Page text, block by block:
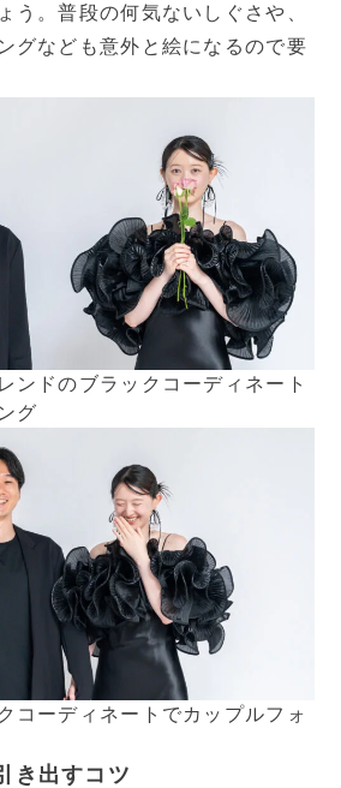
う。普段の何気ないしぐさや、
グなども意外と絵になるので要
ンドのブラックコーディネート
グ
コーディネートでカップルフォ
き出すコツ